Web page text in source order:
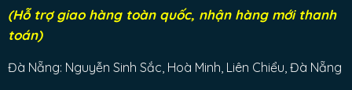
(Hỗ trợ giao hàng toàn quốc, nhận hàng mới thanh
toán)
Đà Nẵng: Nguyễn Sinh Sắc, Hoà Minh, Liên Chiểu, Đà Nẵng